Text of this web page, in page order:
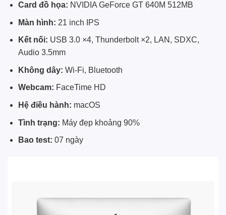
Card đồ họa: NVIDIA GeForce GT 640M 512MB
Màn hình: 21 inch IPS
Kết nối: USB 3.0 ×4, Thunderbolt ×2, LAN, SDXC,
Audio 3.5mm
Không dây: Wi-Fi, Bluetooth
Webcam: FaceTime HD
Hệ điều hành: macOS
Tình trạng: Máy đẹp khoảng 90%
Bao test: 07 ngày